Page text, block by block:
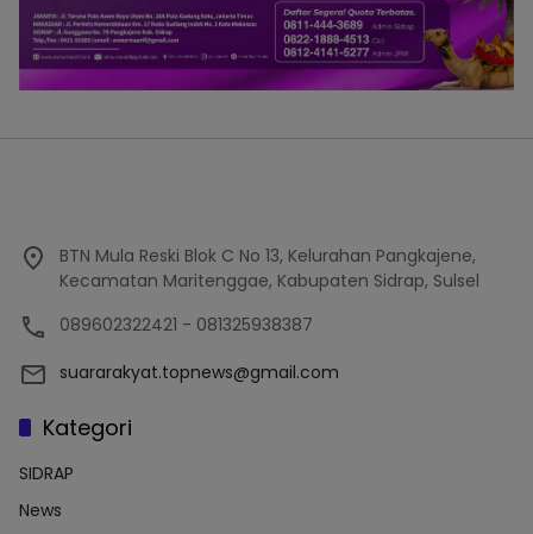
BTN Mula Reski Blok C No 13, Kelurahan Pangkajene,
Kecamatan Maritenggae, Kabupaten Sidrap, Sulsel
089602322421 - 081325938387
suararakyat.topnews@gmail.com
Kategori
SIDRAP
News